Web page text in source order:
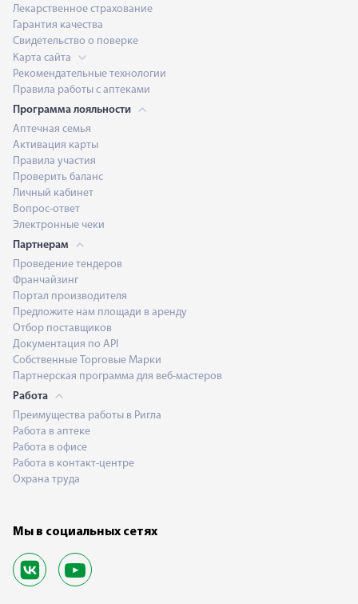
Лекарственное страхование
Гарантия качества
Свидетельство о поверке
Карта сайта
Рекомендательные технологии
Правила работы с аптеками
Программа лояльности
Аптечная семья
Активация карты
Правила участия
Проверить баланс
Личный кабинет
Вопрос-ответ
Электронные чеки
Партнерам
Проведение тендеров
Франчайзинг
Портал производителя
Предложите нам площади в аренду
Отбор поставщиков
Документация по API
Собственные Торговые Марки
Партнерская программа для веб-мастеров
Работа
Преимущества работы в Ригла
Работа в аптеке
Работа в офисе
Работа в контакт-центре
Охрана труда
Мы в социальных сетях